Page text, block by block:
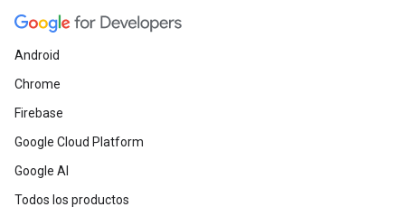
Android
Chrome
Firebase
Google Cloud Platform
Google AI
Todos los productos